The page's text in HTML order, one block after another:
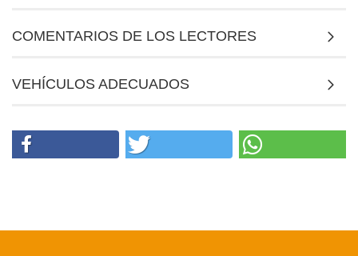
COMENTARIOS DE LOS LECTORES
VEHÍCULOS ADECUADOS